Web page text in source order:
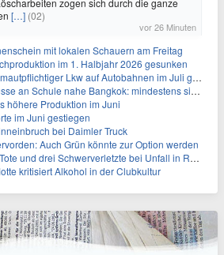
zogen sich durch die ganze
[…] (02)
vor 26 Minuten
mit lokalen Schauern am Freitag
im 1. Halbjahr 2026 gesunken
Lkw auf Autobahnen im Juli gestiegen
an Schule nahe Bangkok: mindestens sieben Tote
höhere Produktion im Juni
im Juni gestiegen
bei Daimler Truck
Auch Grün könnte zur Option werden
und drei Schwerverletzte bei Unfall in Rheinland-Pfalz
kritisiert Alkohol in der Clubkultur